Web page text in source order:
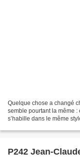
Quelque chose a changé
semble pourtant la même
s’habille dans le même
P242 Jean-